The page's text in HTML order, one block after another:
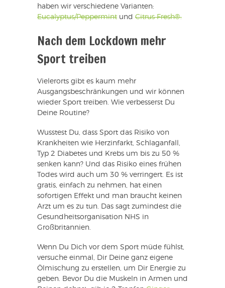
haben wir verschiedene Varianten:
Eucalyptus/Peppermint und Citrus Fresh®.
Nach dem Lockdown mehr
Sport treiben
Vielerorts gibt es kaum mehr
Ausgangsbeschränkungen und wir können
wieder Sport treiben. Wie verbesserst Du
Deine Routine?
Wusstest Du, dass Sport das Risiko von
Krankheiten wie Herzinfarkt, Schlaganfall,
Typ 2 Diabetes und Krebs um bis zu 50 %
senken kann? Und das Risiko eines frühen
Todes wird auch um 30 % verringert. Es ist
gratis, einfach zu nehmen, hat einen
sofortigen Effekt und man braucht keinen
Arzt um es zu tun. Das sagt zumindest die
Gesundheitsorganisation NHS in
Großbritannien.
Wenn Du Dich vor dem Sport müde fühlst,
versuche einmal, Dir Deine ganz eigene
Ölmischung zu erstellen, um Dir Energie zu
geben. Bevor Du die Muskeln in Armen und